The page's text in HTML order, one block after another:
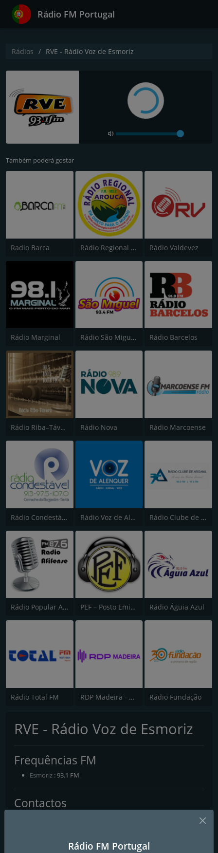
Rádio FM Portugal
Rádios RVE - Rádio Voz de Esmoriz
Também poderá gostar
Radio Barca Rádio Regional de Arouca Rádio Valdevez
Rádio Marginal Rádio São Miguel 93.5 Rádio Barcelos
Rádio Riba–Távora Rádio Nova Rádio Marcoense
Rádio Condestável Rádio Voz de Alenquer Rádio Clube de Arganil
Rádio Popular Afifense PEF – Posto Emissor do Funchal (Canal 2) Rádio Águia Azul
Rádio Total FM RDP Madeira - Antena 3 Rádio Fundação
RVE - Rádio Voz de Esmoriz
Frequências FM
Esmoriz : 93.1 FM
Contactos
256 793 072Rádio FM Portugal